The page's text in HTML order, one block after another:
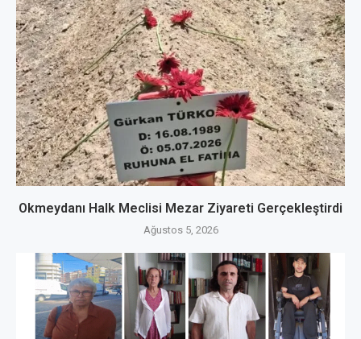
Okmeydanı Halk Meclisi Mezar Ziyareti Gerçekleştirdi
Ağustos 5, 2026